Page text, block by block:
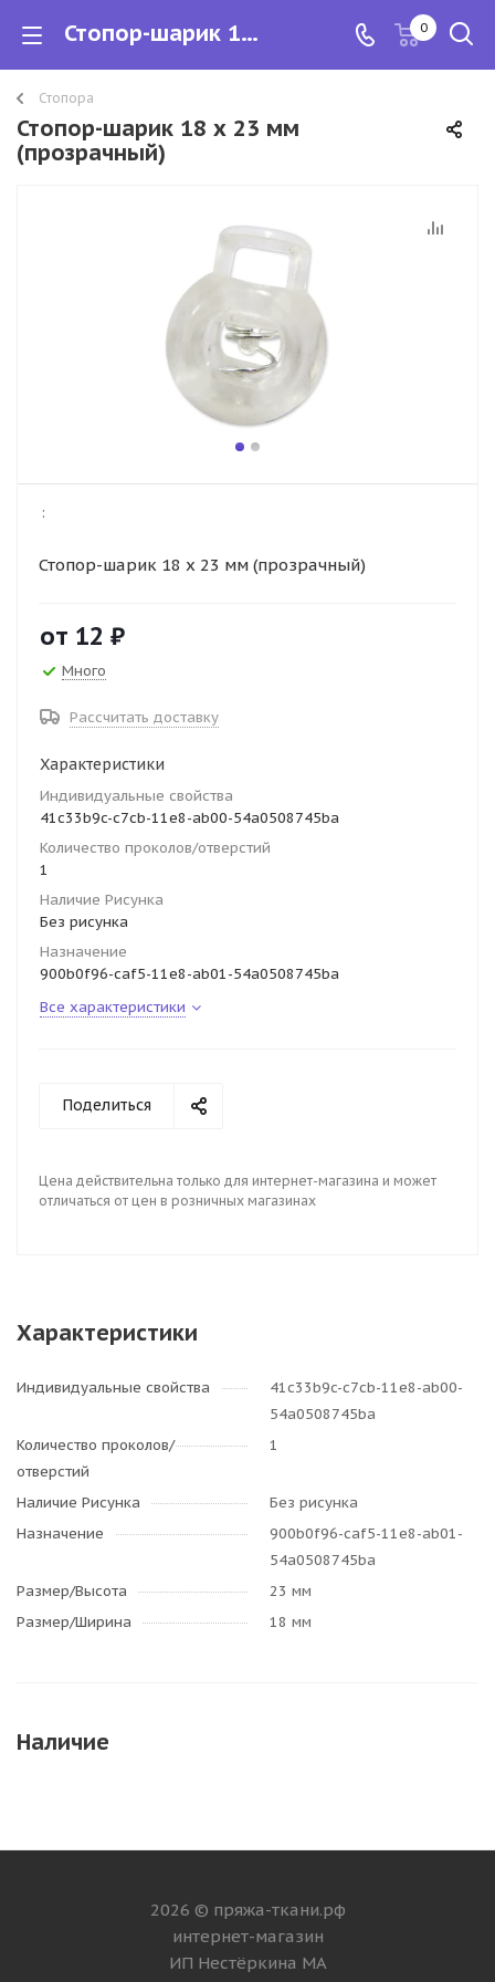
Стопор-шарик 18 х 23 мм (прозрачный) 0
Стопора
Стопор-шарик 18 х 23 мм
(прозрачный)
:
Стопор-шарик 18 х 23 мм (прозрачный)
от 12 ₽
Много
Рассчитать доставку
Характеристики
Индивидуальные свойства
41c33b9c-c7cb-11e8-ab00-54a0508745ba
Количество проколов/отверстий
1
Наличие Рисунка
Без рисунка
Назначение
900b0f96-caf5-11e8-ab01-54a0508745ba
Все характеристики
Поделиться
Цена действительна только для интернет-магазина и может
отличаться от цен в розничных магазинах
Характеристики
Индивидуальные свойства
41c33b9c-c7cb-11e8-ab00-
54a0508745ba
Количество проколов/
отверстий
1
Наличие Рисунка
Без рисунка
Назначение
900b0f96-caf5-11e8-ab01-
54a0508745ba
Размер/Высота
23 мм
Размер/Ширина
18 мм
Наличие
2026 © пряжа-ткани.рф
интернет-магазин
ИП Нестёркина МА